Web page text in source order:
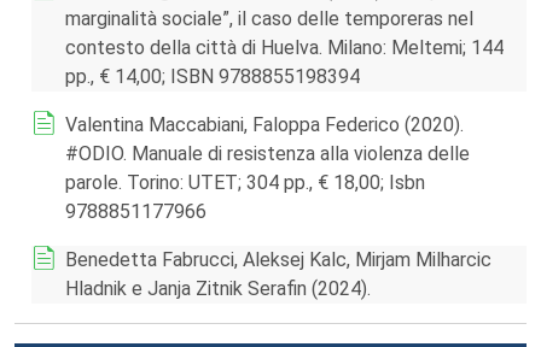
marginalità sociale”, il caso delle temporeras nel
contesto della città di Huelva. Milano: Meltemi; 144
pp., € 14,00; ISBN 9788855198394
Valentina Maccabiani, Faloppa Federico (2020).
#ODIO. Manuale di resistenza alla violenza delle
parole. Torino: UTET; 304 pp., € 18,00; Isbn
9788851177966
Benedetta Fabrucci, Aleksej Kalc, Mirjam Milharcic
Hladnik e Janja Zitnik Serafin (2024).